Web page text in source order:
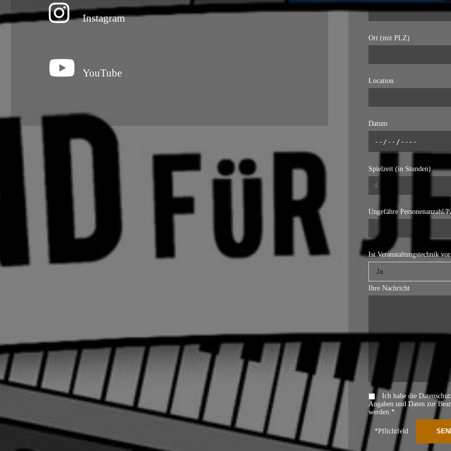
Instagram
YouTube
Ort (mit PLZ)
Location
Datum
Spielzeit (in Stunden)
Ungefähre Personenanzahl/
Ist Veranstaltungstechnik
Ihre Nachricht
Ich habe die
Angaben und Daten zur
werden.*
*Pflichtfeld